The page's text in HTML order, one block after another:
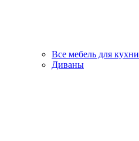
Все мебель для кухни
Диваны